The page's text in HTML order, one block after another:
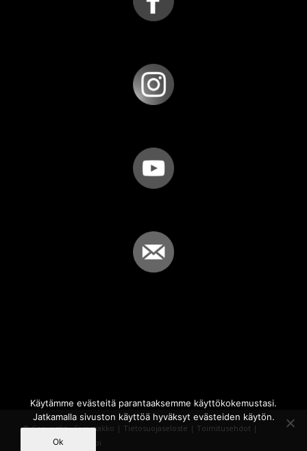
© Copyright - Sammakko | Tietosuojaseloste | Toimitusehdot |
Powered by
iQWebbi
Käytämme evästeitä parantaaksemme käyttökokemustasi.
Jatkamalla sivuston käyttöä hyväksyt evästeiden käytön.
Ok